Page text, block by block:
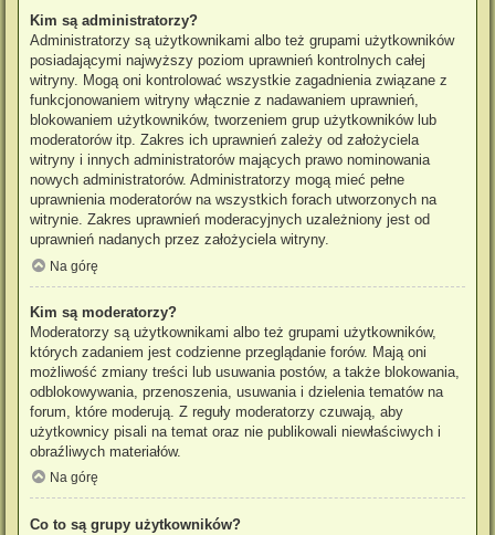
Kim są administratorzy?
Administratorzy są użytkownikami albo też grupami użytkowników
posiadającymi najwyższy poziom uprawnień kontrolnych całej
witryny. Mogą oni kontrolować wszystkie zagadnienia związane z
funkcjonowaniem witryny włącznie z nadawaniem uprawnień,
blokowaniem użytkowników, tworzeniem grup użytkowników lub
moderatorów itp. Zakres ich uprawnień zależy od założyciela
witryny i innych administratorów mających prawo nominowania
nowych administratorów. Administratorzy mogą mieć pełne
uprawnienia moderatorów na wszystkich forach utworzonych na
witrynie. Zakres uprawnień moderacyjnych uzależniony jest od
uprawnień nadanych przez założyciela witryny.
Na górę
Kim są moderatorzy?
Moderatorzy są użytkownikami albo też grupami użytkowników,
których zadaniem jest codzienne przeglądanie forów. Mają oni
możliwość zmiany treści lub usuwania postów, a także blokowania,
odblokowywania, przenoszenia, usuwania i dzielenia tematów na
forum, które moderują. Z reguły moderatorzy czuwają, aby
użytkownicy pisali na temat oraz nie publikowali niewłaściwych i
obraźliwych materiałów.
Na górę
Co to są grupy użytkowników?